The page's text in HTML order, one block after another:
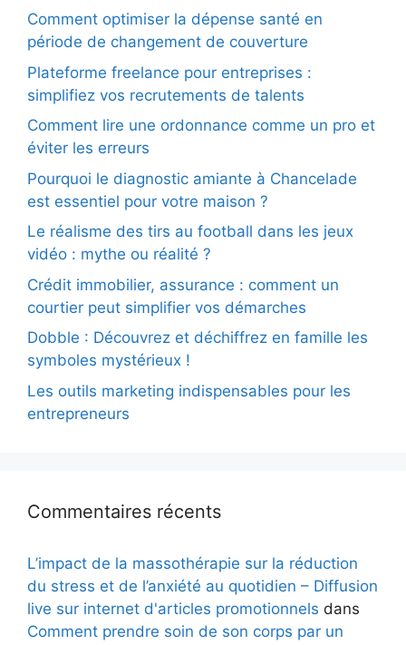
Comment optimiser la dépense santé en
période de changement de couverture
Plateforme freelance pour entreprises :
simplifiez vos recrutements de talents
Comment lire une ordonnance comme un pro et
éviter les erreurs
Pourquoi le diagnostic amiante à Chancelade
est essentiel pour votre maison ?
Le réalisme des tirs au football dans les jeux
vidéo : mythe ou réalité ?
Crédit immobilier, assurance : comment un
courtier peut simplifier vos démarches
Dobble : Découvrez et déchiffrez en famille les
symboles mystérieux !
Les outils marketing indispensables pour les
entrepreneurs
Commentaires récents
L’impact de la massothérapie sur la réduction
du stress et de l’anxiété au quotidien – Diffusion
live sur internet d'articles promotionnels dans
Comment prendre soin de son corps par un